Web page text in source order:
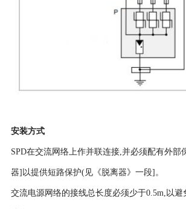
安装方式
SPD在交流网络上作并联连接,并必须配有外部
器]以提供短路保护(见《脱离器》一段]。
交流电源网络的接线总长度必须少于0.5m,以避